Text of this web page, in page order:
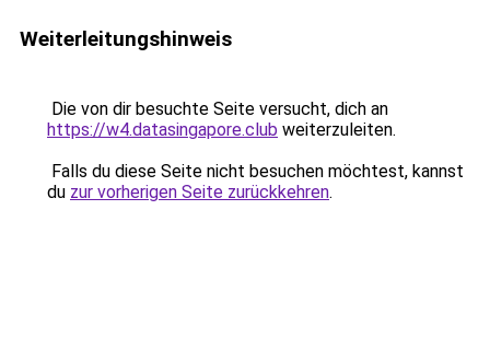
Weiterleitungshinweis
Die von dir besuchte Seite versucht, dich an
https://w4.datasingapore.club weiterzuleiten.
Falls du diese Seite nicht besuchen möchtest, kannst
du zur vorherigen Seite zurückkehren.